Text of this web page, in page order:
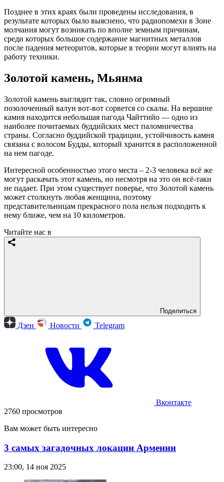
Позднее в этих краях были проведены исследования, в
результате которых было выяснено, что радиопомехи в Зоне
молчания могут возникать по вполне земным причинам,
среди которых большое содержание магнитных металлов
после падения метеоритов, которые в теории могут влиять на
работу техники.
Золотой камень, Мьянма
Золотой камень выглядит так, словно огромный
позолоченный валун вот-вот сорвется со скалы. На вершине
камня находится небольшая пагода Чайттийо — одно из
наиболее почитаемых буддийских мест паломничества
страны. Согласно буддийской традиции, устойчивость камня
связана с волосом Будды, который хранится в расположенной
на нем пагоде.
Интересной особенностью этого места – 2-3 человека всё же
могут раскачать этот камень, но несмотря на это он всё-таки
не падает. При этом существует поверье, что Золотой камень
может столкнуть любая женщина, поэтому
представительницам прекрасного пола нельзя подходить к
нему ближе, чем на 10 километров.
Читайте нас в
Поделиться
Дзен Новости Telegram
Вконтакте
2760 просмотров
Вам может быть интересно
3 самых загадочных локации Армении
23:00, 14 ноя 2025